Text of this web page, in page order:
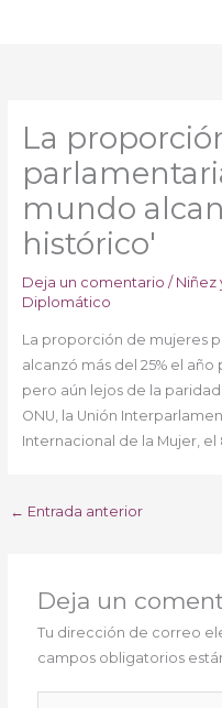
La
mundo
histórico'
Deja un comentario / Niñez
Diplomático
La proporción de mujeres
alcanzó más del 25% el
pero aún lejos de la
ONU, la Unión
Internacional de la Mujer, el
← Entrada anterior
Deja un
Tu dirección de correo
campos obligatorios